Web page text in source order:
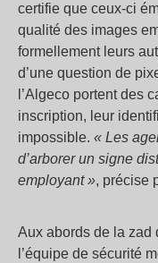
certifie que ceux-ci
qualité des images
formellement leurs
d’une question de
l’Algeco portent des
inscription, leur
impossible. « Les
d’arborer un signe
employant », précise
Aux abords de la zad
l’équipe de sécurité